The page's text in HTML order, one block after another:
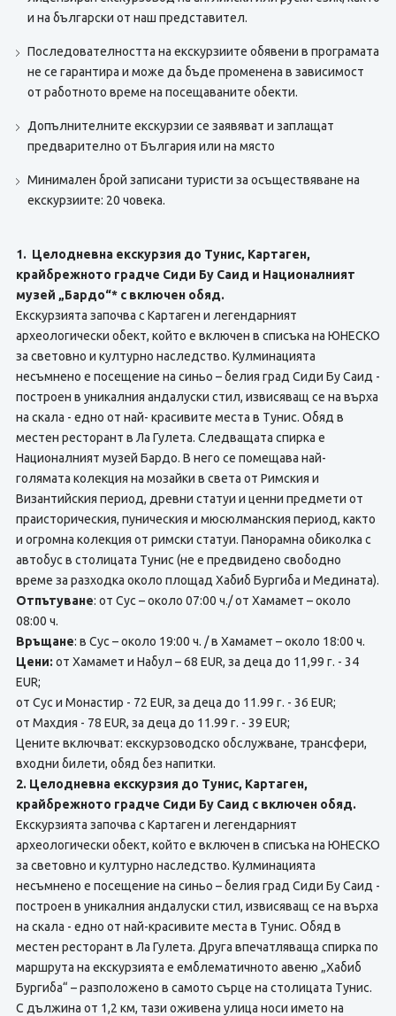
и на български от наш представител.
Последователността на екскурзиите обявени в програмата
не се гарантира и може да бъде променена в зависимост
от работното време на посещаваните обекти.
Допълнителните екскурзии се заявяват и заплащат
предварително от България или на място
Минимален брой записани туристи за осъществяване на
екскурзиите: 20 човека.
1. Целодневна екскурзия до Тунис, Картаген,
крайбрежното градче Сиди Бу Саид и Националният
музей „Бардо“* с включен обяд.
Екскурзията започва с Картаген и легендарният
археологически обект, който е включен в списъка на ЮНЕСКО
за световно и културно наследство. Кулминацията
несъмнено е посещение на синьо – белия град Сиди Бу Саид -
построен в уникалния андалуски стил, извисяващ се на върха
на скала - едно от най- красивите места в Тунис. Обяд в
местен ресторант в Ла Гулета. Следващата спирка е
Националният музей Бардо. В него се помещава най-
голямата колекция на мозайки в света от Римския и
Византийския период, древни статуи и ценни предмети от
праисторическия, пуническия и мюсюлманския период, както
и огромна колекция от римски статуи. Панорамна обиколка с
автобус в столицата Тунис (не е предвидено свободно
време за разходка около площад Хабиб Бургиба и Медината).
Отпътуване: от Сус – около 07:00 ч./ от Хамамет – около
08:00 ч.
Връщане: в Сус – около 19:00 ч. / в Хамамет – около 18:00 ч.
Цени: от Хамамет и Набул – 68 EUR, за деца до 11,99 г. - 34
EUR;
от Сус и Монастир - 72 EUR, за деца до 11.99 г. - 36 EUR;
от Махдия - 78 EUR, за деца до 11.99 г. - 39 EUR;
Цените включват: екскурзоводско обслужване, трансфери,
входни билети, обяд без напитки.
2. Целодневна екскурзия до Тунис, Картаген,
крайбрежното градче Сиди Бу Саид с включен обяд.
Екскурзията започва с Картаген и легендарният
археологически обект, който е включен в списъка на ЮНЕСКО
за световно и културно наследство. Кулминацията
несъмнено е посещение на синьо – белия град Сиди Бу Саид -
построен в уникалния андалуски стил, извисяващ се на върха
на скала - едно от най-красивите места в Тунис. Обяд в
местен ресторант в Ла Гулета. Друга впечатляваща спирка по
маршрута на екскурзията е емблематичното авеню „Хабиб
Бургиба“ – разположено в самото сърце на столицата Тунис.
С дължина от 1,2 км, тази оживена улица носи името на